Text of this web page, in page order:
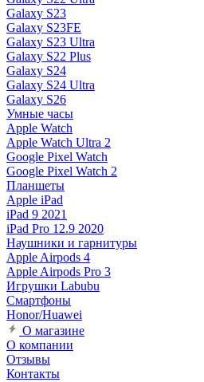
Galaxy S23
Galaxy S23FE
Galaxy S23 Ultra
Galaxy S22 Plus
Galaxy S24
Galaxy S24 Ultra
Galaxy S26
Умные часы
Apple Watch
Apple Watch Ultra 2
Google Pixel Watch
Google Pixel Watch 2
Планшеты
Apple iPad
iPad 9 2021
iPad Pro 12.9 2020
Наушники и гарнитуры
Apple Airpods 4
Apple Airpods Pro 3
Игрушки Labubu
Смартфоны
Honor/Huawei
О магазине
О компании
Отзывы
Контакты